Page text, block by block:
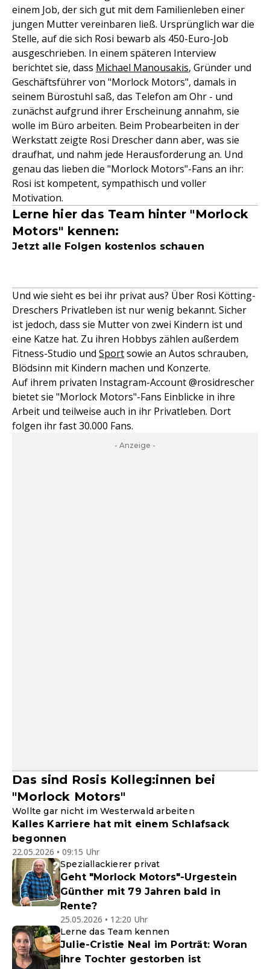
einem Job, der sich gut mit dem Familienleben einer
jungen Mutter vereinbaren ließ. Ursprünglich war die
Stelle, auf die sich Rosi bewarb als 450-Euro-Job
ausgeschrieben. In einem späteren Interview
berichtet sie, dass Michael Manousakis, Gründer und
Geschäftsführer von "Morlock Motors", damals in
seinem Bürostuhl saß, das Telefon am Ohr - und
zunächst aufgrund ihrer Erscheinung annahm, sie
wolle im Büro arbeiten. Beim Probearbeiten in der
Werkstatt zeigte Rosi Drescher dann aber, was sie
draufhat, und nahm jede Herausforderung an. Und
genau das lieben die "Morlock Motors"-Fans an ihr:
Rosi ist kompetent, sympathisch und voller
Motivation.
Lerne hier das Team hinter "Morlock
Motors" kennen:
Jetzt alle Folgen kostenlos schauen
Und wie sieht es bei ihr privat aus? Über Rosi Kötting-
Dreschers Privatleben ist nur wenig bekannt. Sicher
ist jedoch, dass sie Mutter von zwei Kindern ist und
eine Katze hat. Zu ihren Hobbys zählen außerdem
Fitness-Studio und Sportsowie an Autos schrauben,
Blödsinn mit Kindern machen und Konzerte.
Auf ihrem privaten Instagram-Account @rosidrescher
bietet sie "Morlock Motors"-Fans Einblicke in ihre
Arbeit und teilweise auch in ihr Privatleben. Dort
folgen ihr fast 30.000 Fans.
- Anzeige -
Das sind Rosis Kolleg:innen bei
"Morlock Motors"
Wollte gar nicht im Westerwald arbeiten
Kalles Karriere hat mit einem Schlafsack
begonnen
22.05.2026 • 09:15 Uhr
Speziallackierer privat
Geht "Morlock Motors"-Urgestein
Günther mit 79 Jahren bald in
Rente?
25.05.2026 • 12:20 Uhr
Lerne das Team kennen
Julie-Cristie Neal im Porträt: Woran
ihre Tochter gestorben ist